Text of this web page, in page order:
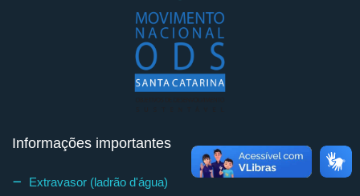
Informações importantes
Extravasor (ladrão d'água)